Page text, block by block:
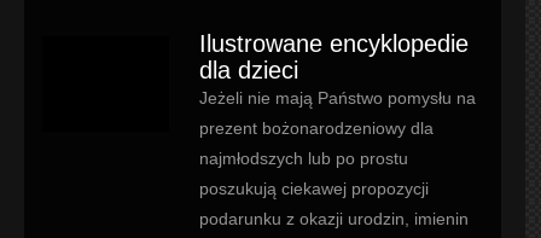
Ilustrowane encyklopedie
dla dzieci
Jeżeli nie mają Państwo pomysłu na
prezent bożonarodzeniowy dla
najmłodszych lub po prostu
poszukują ciekawej propozycji
podarunku z okazji urodzin, imienin